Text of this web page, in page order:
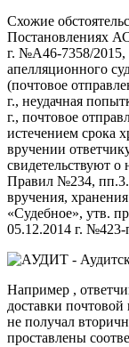
Схожие
Постановлениях
г. №А46-7358/2015,
апелляционного
(почтовое
г., неудачная
г., почтовое
истечением срока
вручении
свидетельствуют
Правил №234,
вручения,
«Судебное», утв.
05.12.2014 г.
Например ,
доставки
не получал
проставлены